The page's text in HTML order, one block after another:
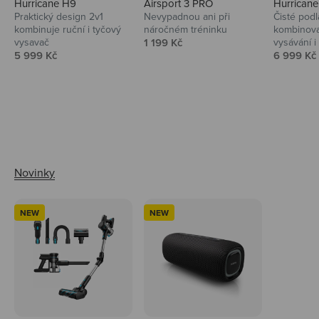
Hurricane H9
Praktický design 2v1
kombinuje ruční i tyčový
vysavač
Prodejní cena
5 999 Kč
Airsport 3 PRO
Nevypadnou ani při
náročném tréninku
Prodejní cena
1 199 Kč
Čisté
vysávání
Prodejní
6 999 Kč
NEW NEW